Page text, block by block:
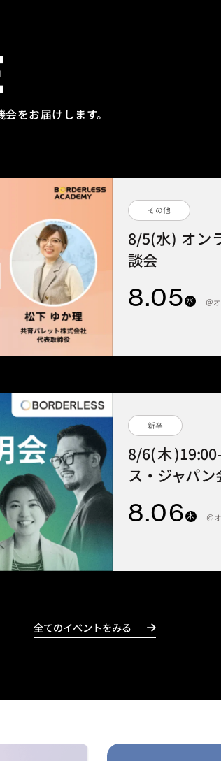
をお届けします。
その他
8/5(水) オン
談会
8.05 水 ＠
新卒
8/6(木
ス・ジャパ
8.06 木 ＠
全てのイベントをみる